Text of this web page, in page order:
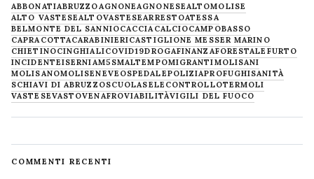
ABBONATIABRUZZOAGNONEAGNONESEALTOMOLISE
ALTO VASTESEALTOVASTESEARRESTOATESSA
BELMONTE DEL SANNIOCACCIA CALCIOCAMPOBASSO
CAPRACOTTACARABINIERICASTIGLIONE MESSER MARINO
CHIETINOCINGHIALICOVID19DROGAFINANZAFORESTALE FURTO
INCIDENTEISERNIAM5SMALTEMPOMIGRANTIMOLISANI
MOLISANOMOLISENEVE OSPEDALEPOLIZIAPROFUGHISANITÀ
SCHIAVI DI ABRUZZOSCUOLASELECONTROLLOTERMOLI
VASTESEVASTOVENAFROVIABILITÀVIGILI DEL FUOCO
COMMENTI RECENTI